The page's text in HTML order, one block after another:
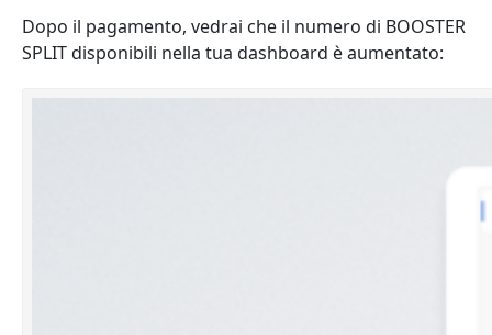
Dopo il pagamento, vedrai che il numero di BOOSTER
SPLIT disponibili nella tua dashboard è aumentato: